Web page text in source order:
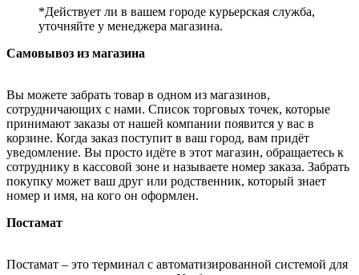
*Действует ли в вашем городе курьерская служба,
уточняйте у менеджера магазина.
Самовывоз из магазина
Вы можете забрать товар в одном из магазинов,
сотрудничающих с нами. Список торговых точек, которые
принимают заказы от нашей компании появится у вас в
корзине. Когда заказ поступит в ваш город, вам придёт
уведомление. Вы просто идёте в этот магазин, обращаетесь к
сотруднику в кассовой зоне и называете номер заказа. Забрать
покупку может ваш друг или родственник, который знает
номер и имя, на кого он оформлен.
Постамат
Постамат – это терминал с автоматизированной системой для